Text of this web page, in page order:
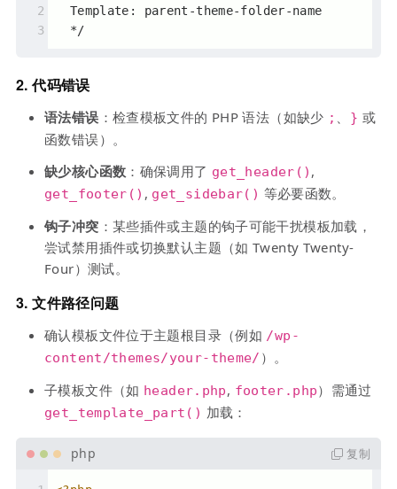
  Template: parent-theme-folder-name
  */
2.代码错误
语法错误 ：检查模板文件的 PHP 语法（如缺少 ; 、 } 或
函数错误）。
缺少核心函数 ：确保调用了 get_header() ,
get_footer() , get_sidebar() 等必要函数。
钩子冲突 ：某些插件或主题的钩子可能干扰模板加载，
尝试禁用插件或切换默认主题（如 Twenty Twenty-
Four）测试。
3.文件路径问题
确认模板文件位于主题根目录（例如 /wp-
content/themes/your-theme/ ）。
子模板文件（如 header.php, footer.php）需通过
get_template_part() 加载：
复制